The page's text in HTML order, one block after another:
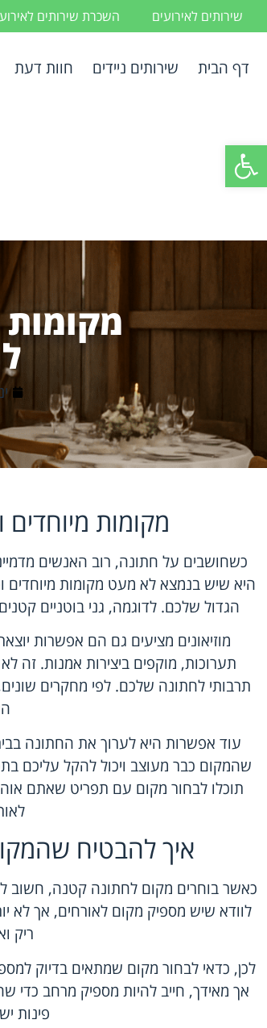
פתח סרגל נגישות
שירותים לאירועים השכרת שירותים לאירוע
דף הבית שירותים ניידים חוות דעת
מקומות
כשחושבים על חתונה, רוב האנשים
היא שיש בנמצא לא מעט מקומות מיוחדים
הגדול שלכם. לדוגמה, גני בוטניים
מוזיאונים מציעים גם הם אפשרות
תערוכות, מוקפים ביצירות אמנות. זה
תרבותי לחתונה שלכם. לפי מחקרים
עוד אפשרות היא לערוך את החתונה
שהמקום כבר מעוצב ויכול להקל עליכם
תוכלו לבחור מקום עם תפריט שאתם
איך להבטיח
כאשר בוחרים מקום לחתונה קטנה, חשוב
לוודא שיש מספיק מקום לאורחים, אך לא
ריק
לכן, כדאי לבחור מקום שמתאים בדיוק
אך מאידך, חייב להיות מספיק מרחב כדי
פינות